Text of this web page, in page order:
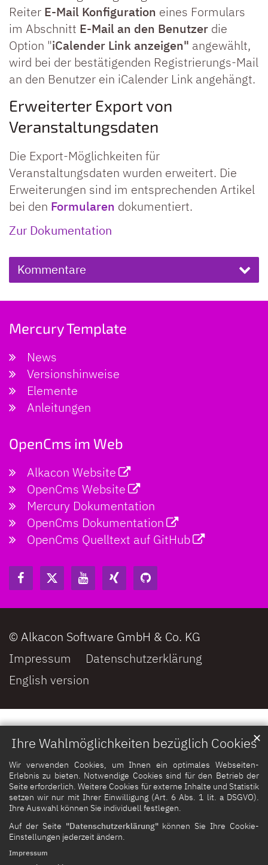
Ihre Wahlmöglichkeiten bezüglich Cookies
Wir verwenden Cookies, um Ihnen ein optimales Webseiten-
Erlebnis zu bieten. Notwendige Cookies sind für den Betrieb der
Seite erforderlich. Weitere Cookies für externe Inhalte und Statistik
setzen wir nur mit Ihrer Einwilligung (Art. 6 Abs. 1 lit. a DSGVO).
Ihre Auswahl können Sie individuell festlegen.
Auf der Seite "Datenschutzerklärung"können Sie Ihre Cookie-
Einstellungen jederzeit ändern.
✕
Impressum
Reiter E-Mail Konfiguration eines Formulars
im Abschnitt E-Mail an den Benutzer die
Option "iCalender Link anzeigen" angewählt,
wird bei der bestätigenden Registrierungs-Mail
an den Benutzer ein iCalender Link angehängt.
Erweiterter Export von
Veranstaltungsdaten
Die Export-Möglichkeiten für
Veranstaltungsdaten wurden erweitert. Die
Erweiterungen sind im entsprechenden Artikel
bei den Formularen dokumentiert.
Zur Dokumentation
Kommentare
Mercury Template
News
Versionshinweise
Elemente
Anleitungen
OpenCms im Web
Alkacon Website
OpenCms Website
Mercury Dokumentation
OpenCms Dokumentation
OpenCms Quelltext auf GitHub
© Alkacon Software GmbH & Co. KG
Impressum
Datenschutzerklärung
English version